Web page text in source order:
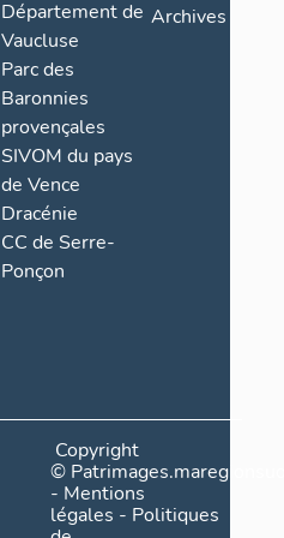
Département de
Vaucluse
Parc des
Baronnies
provençales
SIVOM du pays
de Vence
Dracénie
CC de Serre-
Ponçon
Archives
Copyright
©
- Mentions
légales - Politiques